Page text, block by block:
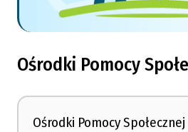
Ośrodki Pomocy
Ośrodki Pomocy Społecznej